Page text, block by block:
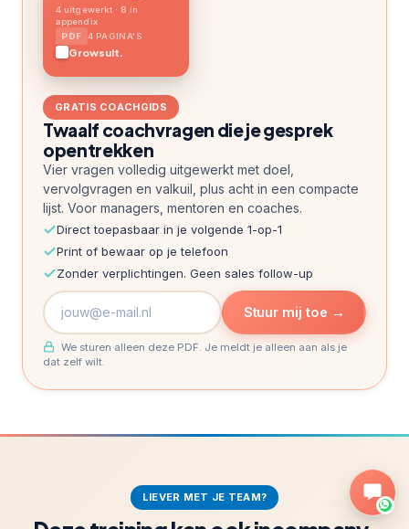
4 uitgewerkt · 8 in
appendix
4 PAGINA'S
Growsult.
GRATIS COACHGIDS
Twaalf coachvragen die je gesprek
opentrekken
Vier vragen volledig uitgewerkt met doel,
vervolgvragen en valkuil, plus acht in een compacte
lijst. Voor managers, mentoren en coaches.
Direct toepasbaar in je volgende 1-op-1
Print of bewaar op je telefoon
Zonder verplichtingen. Geen sales follow-up
Stuur mij toe →
We sturen alleen deze PDF. Je meldt je alleen aan als je
dat zelf wilt.
LIEVER MET JE TEAM?